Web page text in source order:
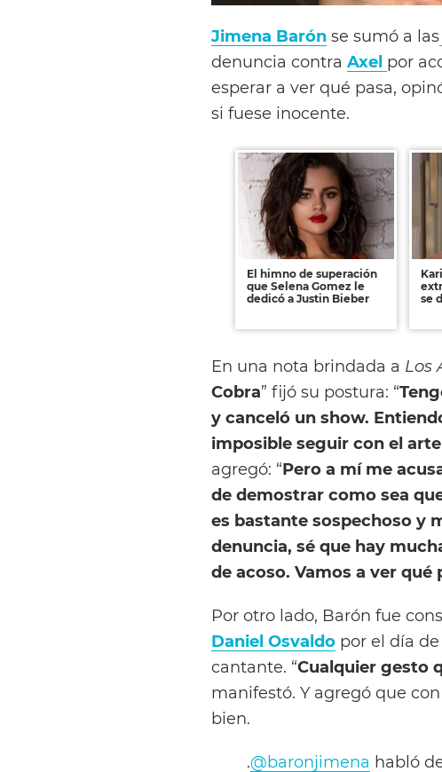
Jimena Barón se sumó a las
denuncia contra Axel por
esperar a ver qué pasa,
si fuese inocente.
El himno de superación
que Selena Gomez le
dedicó a Justin Bieber
se
En una nota brindada a Los
Cobra” fijó su postura: “
y canceló un show.
imposible seguir con el
agregó: “Pero a mí me
de demostrar como sea
es bastante sospechoso y
denuncia, sé que hay
de acoso. Vamos a ver qué
Por otro lado, Barón fue
Daniel Osvaldo por el día
cantante. “Cualquier gesto
manifestó. Y agregó que
bien.
.@baronjimena habló